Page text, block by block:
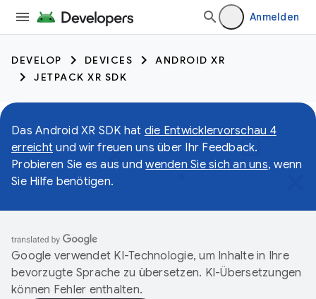
Anmelden
DEVELOP DEVICES
ANDROID XR
JETPACK XR SDK
Das Android XR SDK hat die Entwicklervorschau 4
erreicht und wir freuen uns über Ihr Feedback.
Probieren Sie es aus undwenden Sie sich an uns, wenn
Sie Hilfe benötigen.
Google verwendet KI-Technologie, um Inhalte in Ihre
bevorzugte Sprache zu übersetzen. KI-Übersetzungen
können Fehler enthalten.